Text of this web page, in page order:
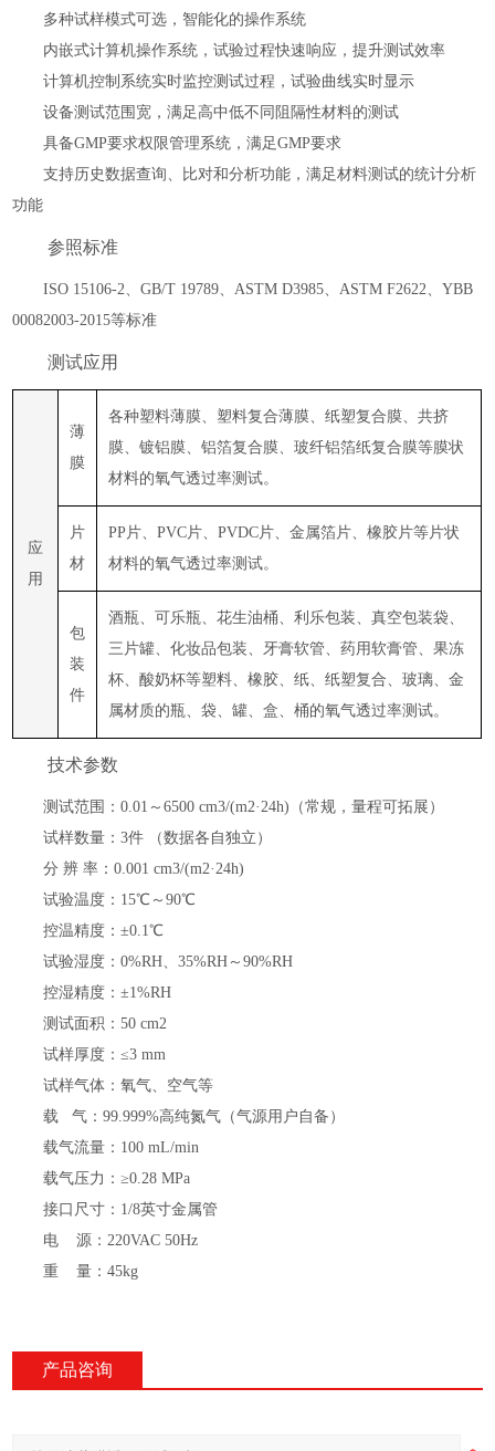
多种试样模式可选，智能化的操作系统
内嵌式计算机操作系统，试验过程快速响应，提升测试效率
计算机控制系统实时监控测试过程，试验曲线实时显示
设备测试范围宽，满足高中低不同阻隔性材料的测试
具备GMP要求权限管理系统，满足GMP要求
支持历史数据查询、比对和分析功能，满足材料测试的统计分析
功能
参照标准
ISO 15106-2、GB/T 19789、ASTM D3985、ASTM F2622、YBB
00082003-2015等标准
测试应用
应
用
薄
膜
各种塑料薄膜、塑料复合薄膜、纸塑复合膜、共挤
膜、镀铝膜、铝箔复合膜、玻纤铝箔纸复合膜等膜状
材料的氧气透过率测试。
片
材
PP片、PVC片、PVDC片、金属箔片、橡胶片等片状
材料的氧气透过率测试。
包
装
件
酒瓶、可乐瓶、花生油桶、利乐包装、真空包装袋、
三片罐、化妆品包装、牙膏软管、药用软膏管、果冻
杯、酸奶杯等塑料、橡胶、纸、纸塑复合、玻璃、金
属材质的瓶、袋、罐、盒、桶的氧气透过率测试。
技术参数
测试范围 ：0.01～6500 cm3/(m2·24h)（常规 ，量程可拓展 ）
试样数量 ：3件 （数据各自独立）
分 辨 率 ：0.001 cm3/(m2·24h)
试验温度 ： 15℃～90℃
控温精度 ：±0.1℃
试验湿度 ：0%RH、35%RH～90%RH
控湿精度 ：±1%RH
测试面积 ：50 cm2
试样厚度 ：≤3 mm
试样气体 ：氧气、空气等
载
气 ：99.999%高纯氮气（气源用户自备）
载气流量 ： 100 mL/min
载气压力 ：≥0.28 MPa
接口尺寸 ： 1/8英寸金属管
电
源 ：220VAC 50Hz
重
量：45kg
产品咨询